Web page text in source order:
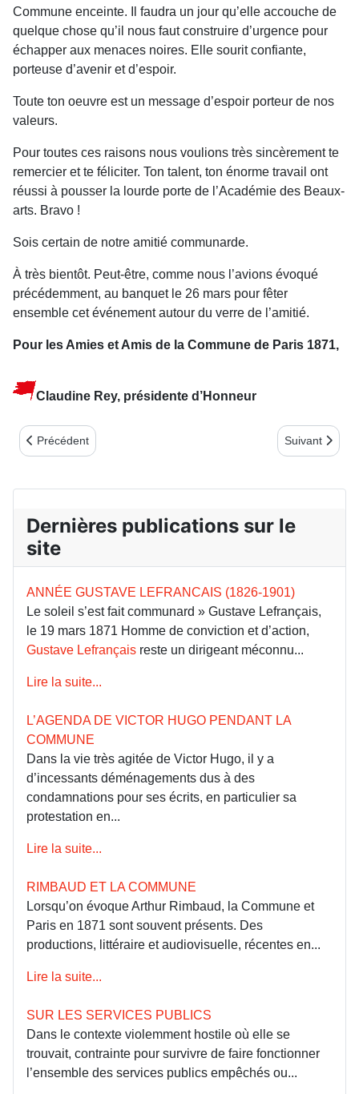
Commune enceinte. Il faudra un jour qu’elle accouche de
quelque chose qu’il nous faut construire d’urgence pour
échapper aux menaces noires. Elle sourit confiante,
porteuse d’avenir et d’espoir.
Toute ton oeuvre est un message d’espoir porteur de nos
valeurs.
Pour toutes ces raisons nous voulions très sincèrement te
remercier et te féliciter. Ton talent, ton énorme travail ont
réussi à pousser la lourde porte de l’Académie des Beaux-
arts. Bravo !
Sois certain de notre amitié communarde.
À très bientôt. Peut-être, comme nous l’avions évoqué
précédemment, au banquet le 26 mars pour fêter
ensemble cet événement autour du verre de l’amitié.
Pour les Amies et Amis de la Commune de Paris 1871,
Claudine Rey, présidente d’Honneur
Article précédent : L'exposition Paul Signac collectionneur
Précédent Article suivant
Suivant
Dernières publications sur le
site
ANNÉE GUSTAVE LEFRANCAIS (1826-1901)
Le soleil s’est fait communard » Gustave Lefrançais,
le 19 mars 1871 Homme de conviction et d’action,
Gustave Lefrançais reste un dirigeant méconnu...
Lire la suite...
L’AGENDA DE VICTOR HUGO PENDANT LA
COMMUNE
Dans la vie très agitée de Victor Hugo, il y a
d’incessants déménagements dus à des
condamnations pour ses écrits, en particulier sa
protestation en...
Lire la suite...
RIMBAUD ET LA COMMUNE
Lorsqu’on évoque Arthur Rimbaud, la Commune et
Paris en 1871 sont souvent présents. Des
productions, littéraire et audiovisuelle, récentes en...
Lire la suite...
SUR LES SERVICES PUBLICS
Dans le contexte violemment hostile où elle se
trouvait, contrainte pour survivre de faire fonctionner
l’ensemble des services publics empêchés ou...